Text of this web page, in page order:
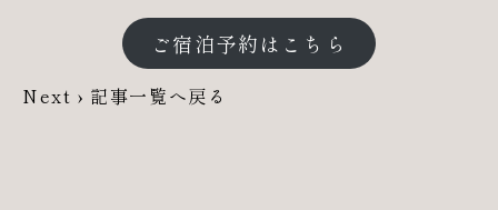
ご宿泊予約はこちら
Next › 記事一覧へ戻る